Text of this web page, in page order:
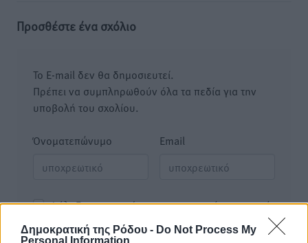
Δημοκρατική της Ρόδου - Do Not Process My
Personal Information
Προσθέστε ένα σχόλιο
Το E-mail δεν θα δημοσιευτεί.
Πρέπει να συμπληρωθούν όλα τα πεδία για την
υποβολή του σχολίου.
Όνοματεπώνυμο Email
Φύλαξε τα στοιχεία μου για την επόμενη φορά.